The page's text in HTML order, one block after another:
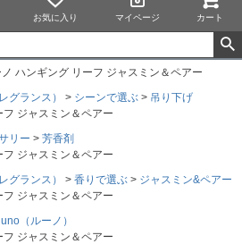
お気に入り マイページ カート
ハンギング リーフ ジャスミン＆ペアー
グランス） シーンで選ぶ
吊り下げ
ジャスミン＆ペアー
リー
芳香剤
ジャスミン＆ペアー
グランス） 香りで選ぶ
ジャスミン&ペアー
ジャスミン＆ペアー
luno（ルーノ）
ジャスミン＆ペアー